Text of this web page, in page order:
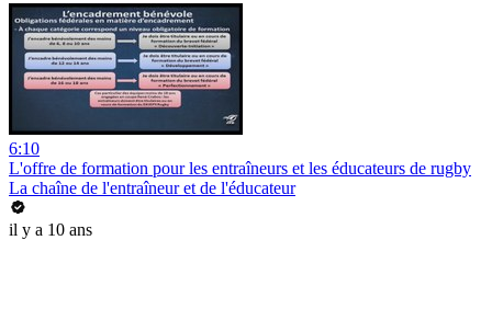
6:10
L'offre de formation pour les entraîneurs et les éducateurs de rugby
La chaîne de l'entraîneur et de l'éducateur
il y a 10 ans